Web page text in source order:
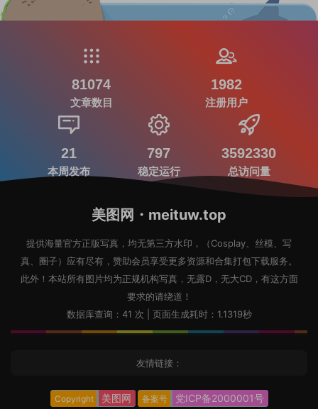
81074
文章数目
1982
注册用户
21
本周发布
797
稳定运行
3592330
总访问量
美图网・meituw.top
提供海量官方正版写真，均无第三方水印，（Cosplay、丝模、写
真、圈子）应有尽有，赞助会员享受更多资源和合集打包下载服务。
此外！本站所有图片均为正规机构写真，无露D，无大CD，有这方面
要求的请绕道！
数据库查询：41 次 | 页面生成耗时：1.1319秒
友情链接：
Copyright 美图网 备案号 党ICP备2000001号